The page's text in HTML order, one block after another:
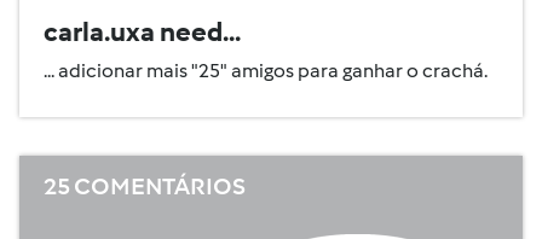
carla.uxa need...
... adicionar mais "25" amigos para ganhar o crachá.
25 COMENTÁRIOS